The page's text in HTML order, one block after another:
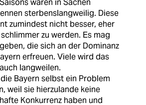
waren in Sachen
sterbenslangweilig. Diese
zumindest nicht besser, eher
zu werden. Es mag
die sich an der Dominanz
erfreuen. Viele wird das
langweilen.
Bayern selbst ein Problem
weil sie hierzulande keine
Konkurrenz haben und